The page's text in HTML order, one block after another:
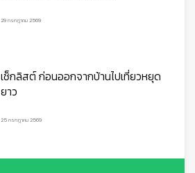
29 กรกฎาคม 2569
เช็กลิสต์ ก่อนออกจากบ้านไปเที่ยวหยุด
ยาว
25 กรกฎาคม 2569